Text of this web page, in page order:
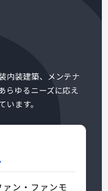
内装建築、メンテナ
らゆるニーズに応え
ます。
ン・ファンモ